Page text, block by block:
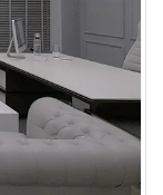
DAIR KARAR